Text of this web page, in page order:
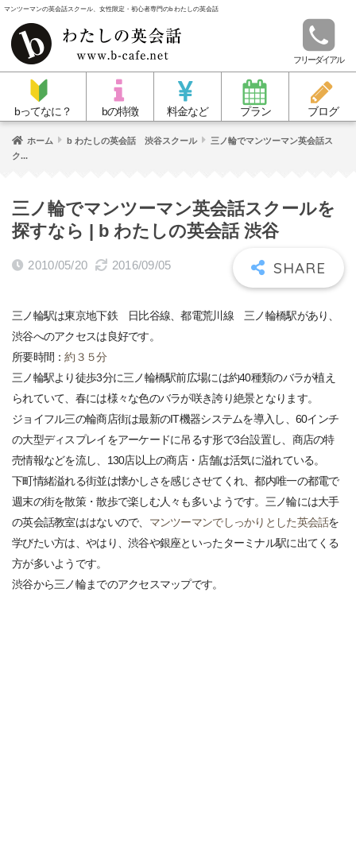
マンツーマンの英会話スクール、女性限定・初心者専門のb わたしの英会話
フリーダイアル
bってなに？ bの特徴 料金など プラン ブログ
ホーム b わたしの英会話 渋谷スクール
三ノ輪でマンツーマン英会話ス
ク...
三ノ輪でマンツーマン英会話スクールを
探すなら | b わたしの英会話 渋谷
2010/05/20 2016/09/05
三ノ輪駅は東京地下鉄 日比谷線、都電荒川線 三ノ輪橋駅があり、
渋谷へのアクセスは良好です。
所要時間：約３５分
三ノ輪駅より徒歩3分に三ノ輪橋駅前広場には約40種類のバラが植え
られていて、春には様々な色のバラが咲き誇り絶景となります。
ジョイフル三の輪商店街は最新のIT機器システムを導入し、60インチ
の大型ディスプレイをアーケードに吊るす形で3台設置し、商店の特
売情報などを流し、130店以上の商店・店舗は活気に溢れている。
下町情緒溢れる街並は懐かしさを感じさせてくれ、都内唯一の都電で
週末の街を散策・散歩で楽しむ人々も多いようです。三ノ輪には大手
の英会話教室ははないので、 マンツーマンでしっかりとした英会話を
学びたい方は、やはり、渋谷や銀座といったターミナル駅に出てくる
方が多いようです。
渋谷から三ノ輪までのアクセスマップです。